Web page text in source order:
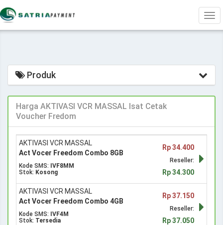
Produk
Harga AKTIVASI VCR MASSAL Isat Cetak
Voucher Fredom
AKTIVASI VCR MASSAL
Act Vocer Freedom Combo 8GB
Kode SMS: IVF8MM
Stok: Kosong
Rp 34.400
Reseller:
Rp 34.300
AKTIVASI VCR MASSAL
Act Vocer Freedom Combo 4GB
Kode SMS: IVF4M
Stok: Tersedia
Rp 37.150
Reseller:
Rp 37.050